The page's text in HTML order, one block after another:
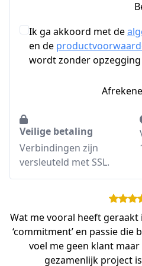
Ik ga akkoord met de
en de
wordt zonder
Veilige betaling
Verbindingen zijn
versleuteld met SSL.
Wat me vooral heeft
‘commitment’ en passie die
voel me geen klant
gezamenlijk project